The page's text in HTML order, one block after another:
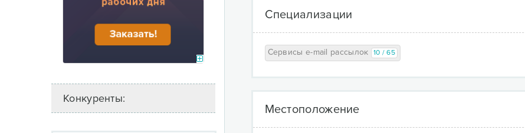
Конкуренты:
Специализации
Сервисы e-mail рассылок 10 / 65
Местоположение